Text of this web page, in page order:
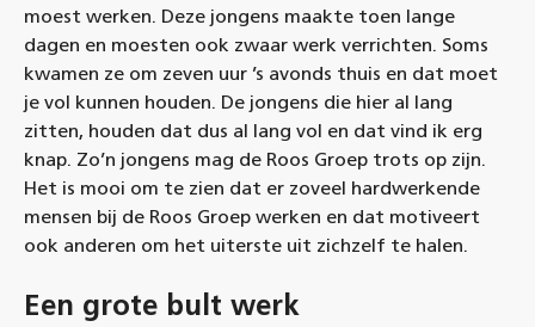
moest werken. Deze jongens maakte toen lange
dagen en moesten ook zwaar werk verrichten. Soms
kwamen ze om zeven uur ’s avonds thuis en dat moet
je vol kunnen houden. De jongens die hier al lang
zitten, houden dat dus al lang vol en dat vind ik erg
knap. Zo’n jongens mag de Roos Groep trots op zijn.
Het is mooi om te zien dat er zoveel hardwerkende
mensen bij de Roos Groep werken en dat motiveert
ook anderen om het uiterste uit zichzelf te halen.
Een grote bult werk